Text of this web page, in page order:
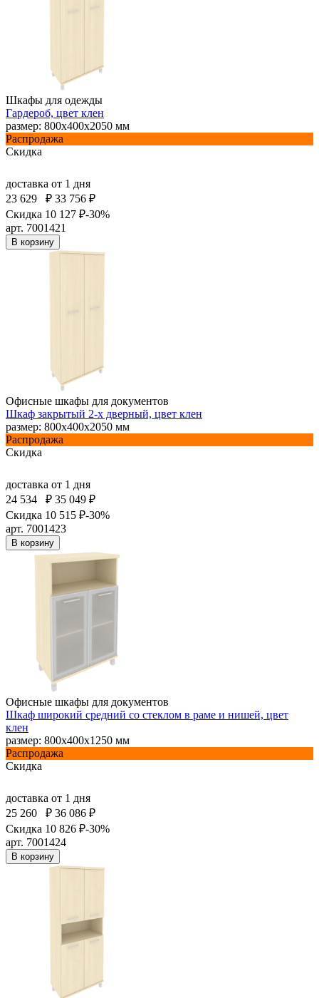
Шкафы для одежды
Гардероб, цвет клен
размер: 800х400х2050 мм
Распродажа
Скидка
доставка от 1 дня
23 629
₽ 33 756 ₽
Скидка 10 127 ₽-30%
арт. 7001421
В корзину
Офисные шкафы для документов
Шкаф закрытый 2-х дверный, цвет клен
размер: 800х400х2050 мм
Распродажа
Скидка
доставка от 1 дня
24 534
₽ 35 049 ₽
Скидка 10 515 ₽-30%
арт. 7001423
В корзину
Офисные шкафы для документов
Шкаф широкий средний со стеклом в раме и нишей, цвет
клен
размер: 800х400х1250 мм
Распродажа
Скидка
доставка от 1 дня
25 260
₽ 36 086 ₽
Скидка 10 826 ₽-30%
арт. 7001424
В корзину